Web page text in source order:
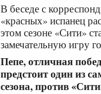
В беседе с
«красных» испанец
этом сезоне «Сити»
замечательную игру
Пепе, отличная
предстоит один из
сезона, против